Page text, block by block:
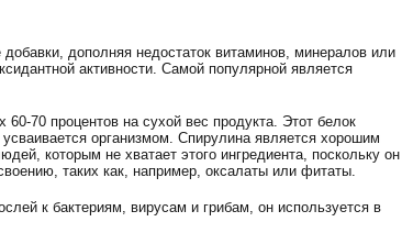
дополняя недостаток витаминов, минералов или
активности. Самой популярной является
70 процентов на сухой вес продукта. Этот белок
организмом. Спирулина является хорошим
которым не хватает этого ингредиента, поскольку он
таких как, например, оксалаты или фитаты.
к бактериям, вирусам и грибам, он используется в